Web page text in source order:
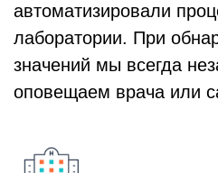
автоматизировали
лаборатории. При
значений мы всегда
оповещаем врача или